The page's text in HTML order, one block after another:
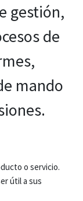
gestión,
de
mando
o servicio.
útil a sus